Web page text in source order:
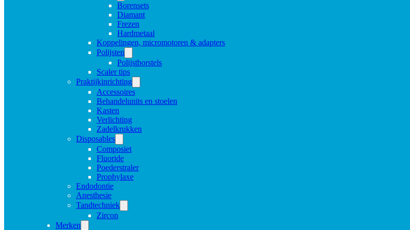
Borensets
Diamant
Frezen
Hardmetaal
Koppelingen, micromotoren & adapters
Polijsten
Polijstborstels
Scaler tips
Praktijkinrichting
Accessoires
Behandelunits en stoelen
Kasten
Verlichting
Zadelkrukken
Disposables
Composiet
Fluoride
Poederstraler
Prophylaxe
Endodontie
Anesthesie
Tandtechniek
Zircon
Merken